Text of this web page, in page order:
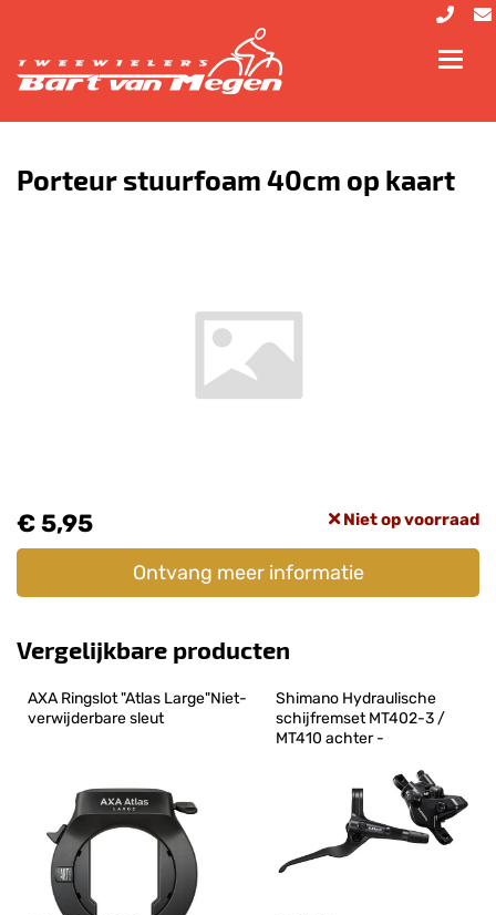
Porteur stuurfoam 40cm op kaart
€ 5,95 Niet op voorraad
Ontvang meer informatie
Vergelijkbare producten
AXA Ringslot "Atlas Large"Niet-
verwijderbare sleut
Shimano Hydraulische
schijfremset MT402-3 /
MT410 achter -